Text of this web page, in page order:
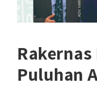
Rakernas
Puluhan